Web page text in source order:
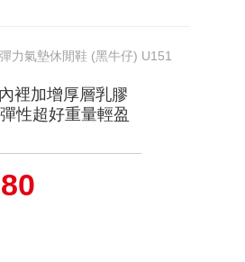
力氣墊休閒鞋 (黑牛仔) U151
裡加增厚層乳膠
性超好重量輕盈